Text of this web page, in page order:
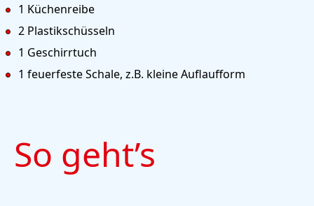
1 Küchenreibe
2 Plastikschüsseln
1 Geschirrtuch
1 feuerfeste Schale, z.B. kleine Auflaufform
So geht’s